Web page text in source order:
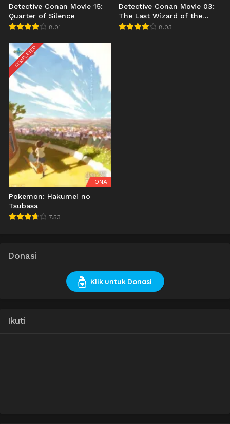
Detective Conan Movie 15:
Quarter of Silence
8.01
Detective Conan Movie 03:
The Last Wizard of the
Century
8.03
COMPLETED
ONA
Pokemon: Hakumei no
Tsubasa
7.53
Donasi
Klik untuk Donasi
Ikuti